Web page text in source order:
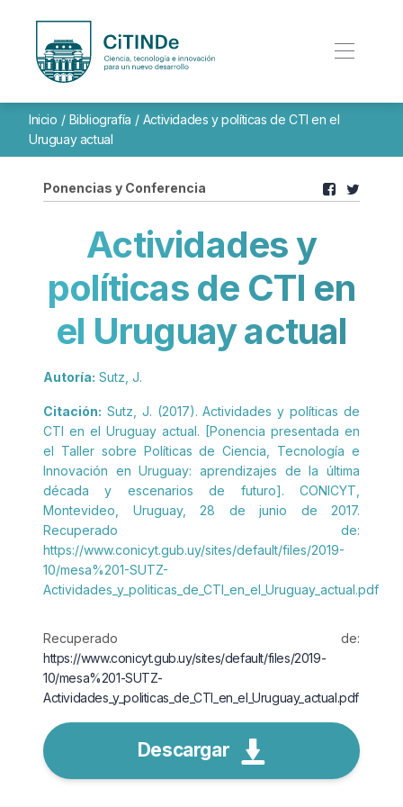
Inicio / Bibliografía / Actividades y políticas de CTI en el
Uruguay actual
Ponencias y Conferencia
Actividades y
políticas de CTI en
el Uruguay actual
Autoría: Sutz, J.
Citación: Sutz, J. (2017). Actividades y políticas de
CTI en el Uruguay actual. [Ponencia presentada en
el Taller sobre Políticas de Ciencia, Tecnología e
Innovación en Uruguay: aprendizajes de la última
década y escenarios de futuro]. CONICYT,
Montevideo, Uruguay, 28 de junio de 2017.
Recuperado de:
https://www.conicyt.gub.uy/sites/default/files/2019-
10/mesa%201-SUTZ-
Actividades_y_politicas_de_CTI_en_el_Uruguay_actual.pdf
Recuperado de:
https://www.conicyt.gub.uy/sites/default/files/2019-
10/mesa%201-SUTZ-
Actividades_y_politicas_de_CTI_en_el_Uruguay_actual.pdf
Descargar